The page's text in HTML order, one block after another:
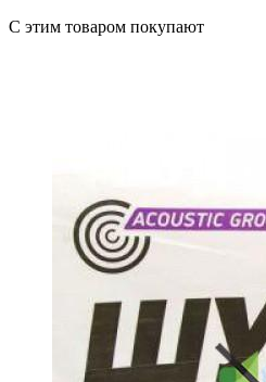
C этим товаром покупают